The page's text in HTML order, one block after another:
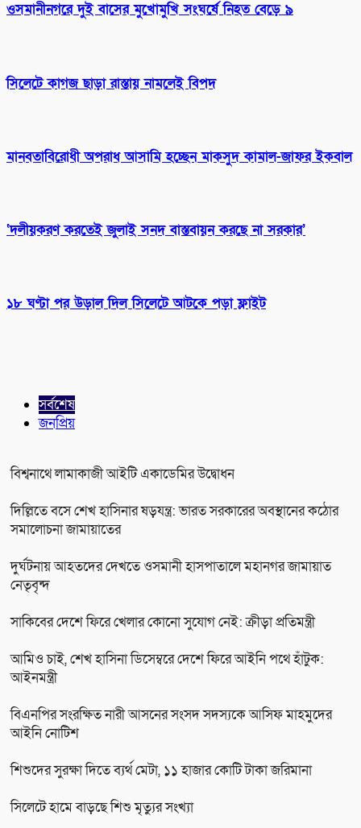
ওসমানীনগরে দুই বাসের মুখোমুখি সংঘর্ষে নিহত বেড়ে ৯
সিলেটে কাগজ ছাড়া রাস্তায় নামলেই বিপদ
মানবতাবিরোধী অপরাধ আসামি হচ্ছেন মাকসুদ কামাল-জাফর ইকবাল
‘দলীয়করণ করতেই জুলাই সনদ বাস্তবায়ন করছে না সরকার’
১৮ ঘণ্টা পর উড়াল দিল সিলেটে আটকে পড়া ফ্লাইট
সর্বশেষ
জনপ্রিয়
বিশ্বনাথে লামাকাজী আইটি একাডেমির উদ্বোধন
দিল্লিতে বসে শেখ হাসিনার ষড়যন্ত্র: ভারত সরকারের অবস্থানের কঠোর
সমালোচনা জামায়াতের
দুর্ঘটনায় আহতদের দেখতে ওসমানী হাসপাতালে মহানগর জামায়াত
নেতৃবৃন্দ
সাকিবের দেশে ফিরে খেলার কোনো সুযোগ নেই: ক্রীড়া প্রতিমন্ত্রী
আমিও চাই, শেখ হাসিনা ডিসেম্বরে দেশে ফিরে আইনি পথে হাঁটুক:
আইনমন্ত্রী
বিএনপির সংরক্ষিত নারী আসনের সংসদ সদস্যকে আসিফ মাহমুদের
আইনি নোটিশ
শিশুদের সুরক্ষা দিতে ব্যর্থ মেটা, ১১ হাজার কোটি টাকা জরিমানা
সিলেটে হামে বাড়ছে শিশু মৃত্যুর সংখ্যা